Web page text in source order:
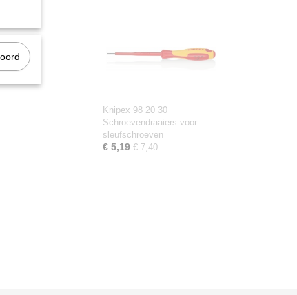
Knipex 98 20 30
Schroevendraaiers voor
sleufschroeven
€ 5,19 € 7,40